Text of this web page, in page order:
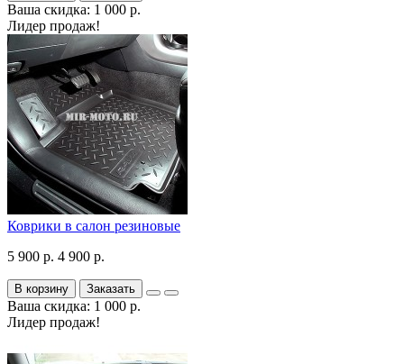
Ваша скидка: 1 000 р.
Лидер продаж!
Коврики в салон резиновые
5 900 р. 4 900 р.
В корзину Заказать
Ваша скидка: 1 000 р.
Лидер продаж!